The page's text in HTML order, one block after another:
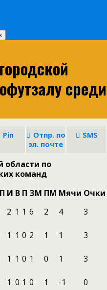
среди
Pin
Отпр. по
эл. почте
SMS
области по
команд
И В П ЗМ ПМ Мячи Очки
2 1 1 6 2 4 3
1 1 0 2 1 1 3
1 1 0 1 0 1 3
1 0 1 0 1 -1 0